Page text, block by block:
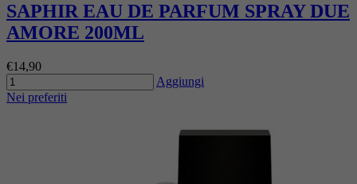
SAPHIR EAU DE PARFUM SPRAY DUE
AMORE 200ML
€14,90
Aggiungi
Nei preferiti